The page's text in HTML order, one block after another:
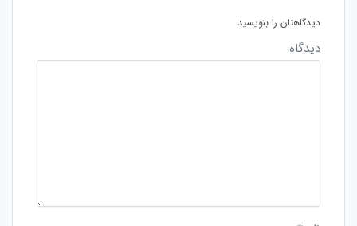
دیدگاهتان را بنویسید
دیدگاه